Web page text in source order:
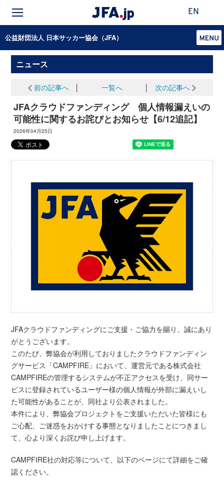
EN
公益財団法人 日本サッカー協会（JFA）
ニュース
前の記事へ 一覧へ 次の記事へ
JFAクラウドファンディング 個人情報漏えいの
可能性に関するお詫びとお知らせ【6/12追記】
2026年04月25日
JFAクラウドファンディングにご支援・ご協力を賜り、誠にあり
がとうございます。
このたび、弊協会が利用しておりましたクラウドファンディン
グサービス「CAMPFIRE」において、運営元である株式会社
CAMPFIREの管理するシステムが不正アクセスを受け、同サー
ビスに登録されているユーザー様の個人情報が外部に漏えいし
た可能性があることが、同社より公表されました。
本件により、弊協会プロジェクトをご支援いただいた皆様にも
ご心配、ご迷惑をおかけする事態となりましたことにつきまし
て、心より深くお詫び申し上げます。
CAMPFIRE社の対応等について、以下のページにて詳細をご確
認ください。